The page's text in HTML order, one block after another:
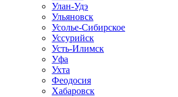
Улан-Удэ
Ульяновск
Усолье-Сибирское
Уссурийск
Усть-Илимск
Уфа
Ухта
Феодосия
Хабаровск